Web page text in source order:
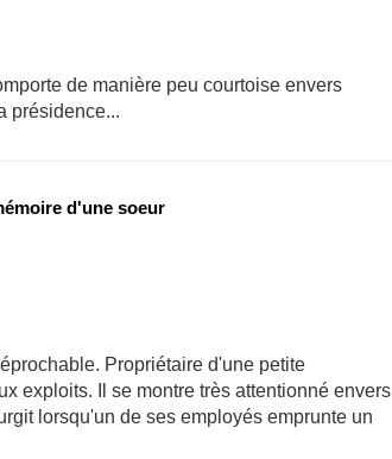
de manière peu courtoise envers
présidence...
d'une soeur
Propriétaire d'une petite
exploits. Il se montre très attentionné envers
lorsqu'un de ses employés emprunte un